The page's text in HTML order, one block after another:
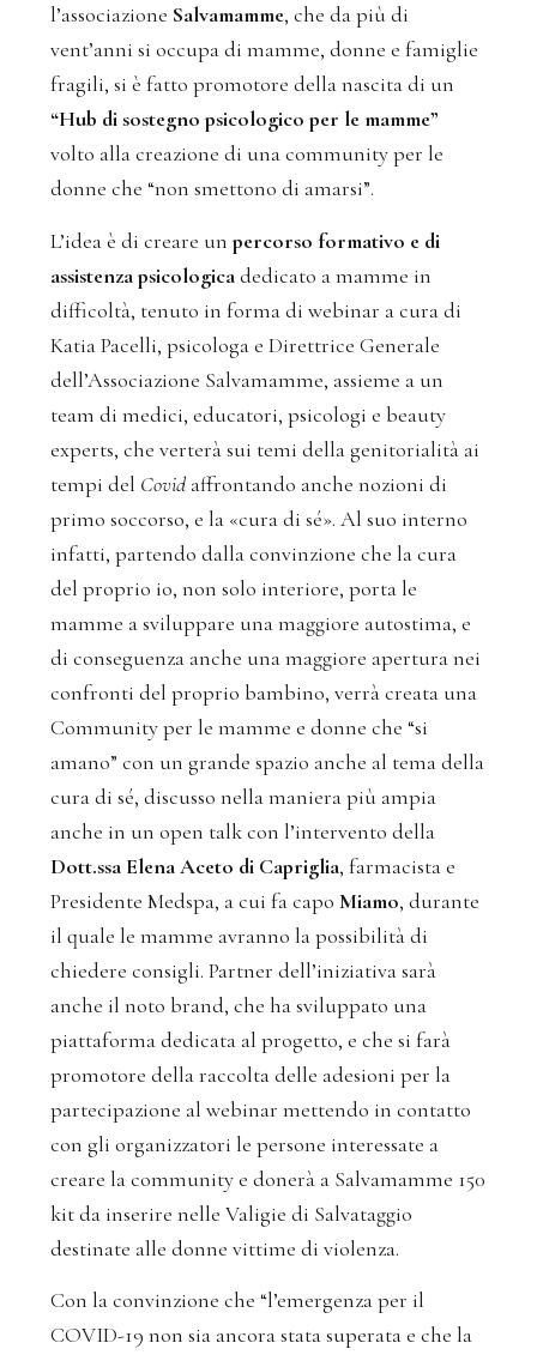
l’associazione Salvamamme, che da più di
vent’anni si occupa di mamme, donne e famiglie
fragili, si è fatto promotore della nascita di un
“Hub di sostegno psicologico per le mamme”
volto alla creazione di una community per le
donne che “non smettono di amarsi”.
L’idea è di creare unpercorso formativo e di
assistenza psicologicadedicato a mamme in
difficoltà, tenuto in forma di webinar a cura di
Katia Pacelli, psicologa e Direttrice Generale
dell’Associazione Salvamamme, assieme a un
team di medici, educatori, psicologi e beauty
experts, che verterà sui temi della genitorialità ai
tempi del Covid affrontando anche nozioni di
primo soccorso, e la «cura di sé». Al suo interno
infatti, partendo dalla convinzione che la cura
del proprio io, non solo interiore, porta le
mamme a sviluppare una maggiore autostima, e
di conseguenza anche una maggiore apertura nei
confronti del proprio bambino, verrà creata una
Community per le mamme e donne che “si
amano” con un grande spazio anche al tema della
cura di sé, discusso nella maniera più ampia
anche in un open talk con l’intervento della
Dott.ssa Elena Aceto di Capriglia, farmacista e
Presidente Medspa, a cui fa capoMiamo, durante
il quale le mamme avranno la possibilità di
chiedere consigli. Partner dell’iniziativa sarà
anche il noto brand, che ha sviluppato una
piattaforma dedicata al progetto, e che si farà
promotore della raccolta delle adesioni per la
partecipazione al webinar mettendo in contatto
con gli organizzatori le persone interessate a
creare la community e donerà a Salvamamme 150
kit da inserire nelle Valigie di Salvataggio
destinate alle donne vittime di violenza.
Con la convinzione che “l’emergenza per il
COVID-19 non sia ancora stata superata e che la